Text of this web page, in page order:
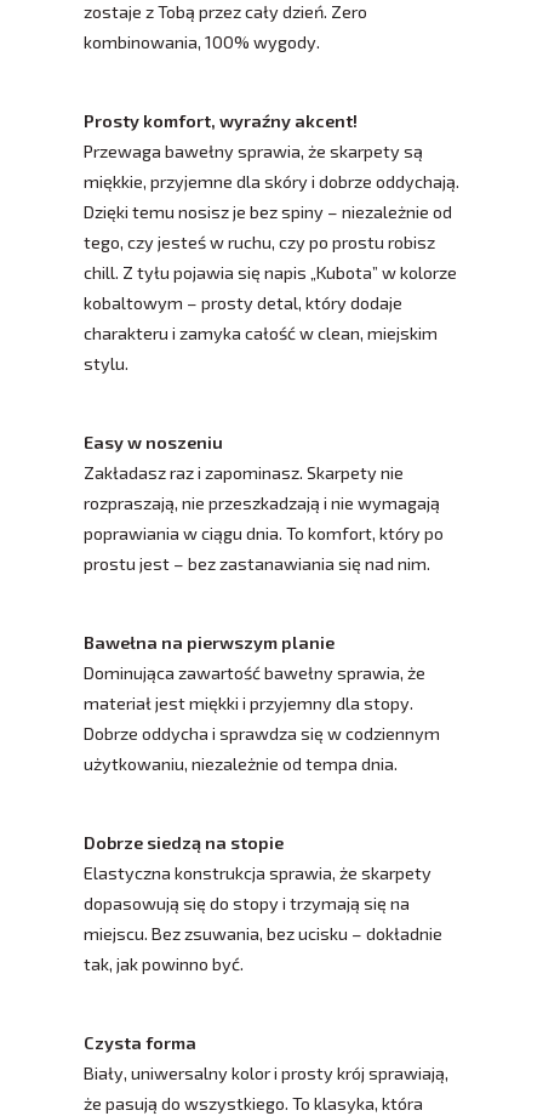
zostaje z Tobą przez cały dzień. Zero
kombinowania, 100% wygody.
Prosty komfort, wyraźny akcent!
Przewaga bawełny sprawia, że skarpety są
miękkie, przyjemne dla skóry i dobrze oddychają.
Dzięki temu nosisz je bez spiny – niezależnie od
tego, czy jesteś w ruchu, czy po prostu robisz
chill. Z tyłu pojawia się napis „Kubota” w kolorze
kobaltowym – prosty detal, który dodaje
charakteru i zamyka całość w clean, miejskim
stylu.
Easy w noszeniu
Zakładasz raz i zapominasz. Skarpety nie
rozpraszają, nie przeszkadzają i nie wymagają
poprawiania w ciągu dnia. To komfort, który po
prostu jest – bez zastanawiania się nad nim.
Bawełna na pierwszym planie
Dominująca zawartość bawełny sprawia, że
materiał jest miękki i przyjemny dla stopy.
Dobrze oddycha i sprawdza się w codziennym
użytkowaniu, niezależnie od tempa dnia.
Dobrze siedzą na stopie
Elastyczna konstrukcja sprawia, że skarpety
dopasowują się do stopy i trzymają się na
miejscu. Bez zsuwania, bez ucisku – dokładnie
tak, jak powinno być.
Czysta forma
Biały, uniwersalny kolor i prosty krój sprawiają,
że pasują do wszystkiego. To klasyka, która